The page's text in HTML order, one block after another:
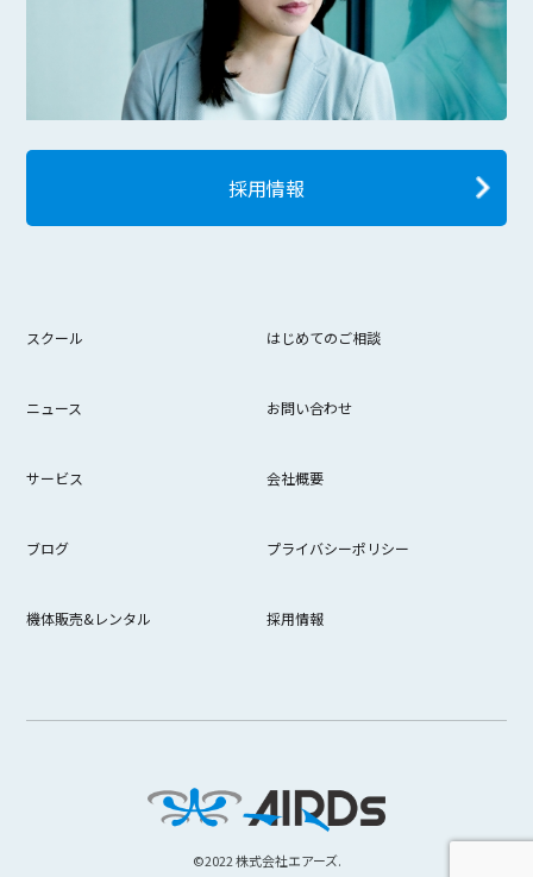
採用情報
スクール はじめてのご相談
ニュース お問い合わせ
サービス 会社概要
ブログ プライバシーポリシー
機体販売&レンタル 採用情報
©︎2022 株式会社エアーズ.